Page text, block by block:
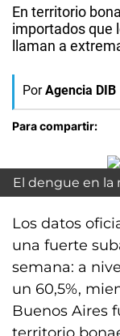
En territorio
importados que
llaman a
Por Agencia DIB
Para compartir:
El dengue en la
Los datos
una fuerte
semana: a
un 60,5%,
Buenos Aires